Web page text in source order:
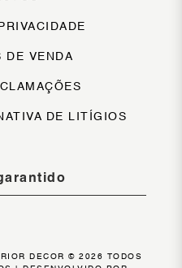
DE VENDA
DE LITÍGIOS
DECOR © 2026 TODOS